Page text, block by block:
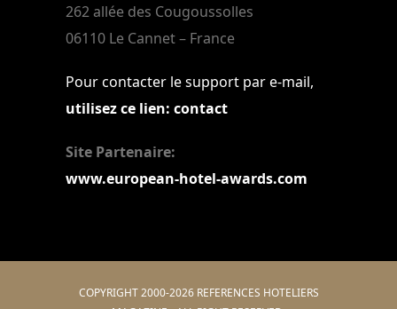
262 allée des Cougoussolles
06110 Le Cannet – France
Pour contacter le support par e-mail,
utilisez ce lien: contact
Site Partenaire:
www.european-hotel-awards.com
COPYRIGHT 2000-2026 REFERENCES HOTELIERS